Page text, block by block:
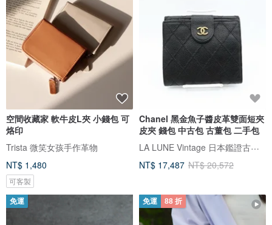
空間收藏家 軟牛皮L夾 小錢包 可
烙印
Trista 微笑女孩手作革物
NT$ 1,480
可客製
Chanel 黑金魚子醬皮革雙面短夾
皮夾 錢包 中古包 古董包 二手包
LA LUNE Vintage 日本鑑證古董品選物店
NT$ 17,487 NT$ 20,572
免運 免運 88 折